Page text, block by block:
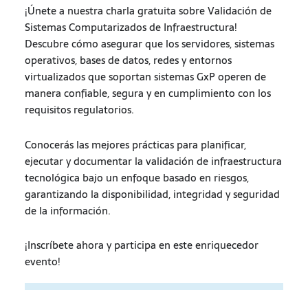
¡Únete a nuestra charla gratuita sobre Validación de
Sistemas Computarizados de Infraestructura!
Descubre cómo asegurar que los servidores, sistemas
operativos, bases de datos, redes y entornos
virtualizados que soportan sistemas GxP operen de
manera confiable, segura y en cumplimiento con los
requisitos regulatorios.
Conocerás las mejores prácticas para planificar,
ejecutar y documentar la validación de infraestructura
tecnológica bajo un enfoque basado en riesgos,
garantizando la disponibilidad, integridad y seguridad
de la información.
¡Inscríbete ahora y participa en este enriquecedor
evento!